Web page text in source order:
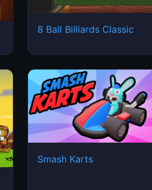
8 Ball Billiards Classic
Smash Karts